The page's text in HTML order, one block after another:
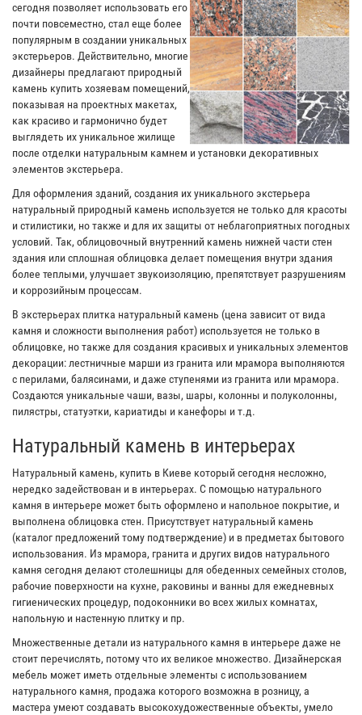
сегодня позволяет использовать его
почти повсеместно, стал еще более
популярным в создании уникальных
экстерьеров. Действительно, многие
дизайнеры предлагают природный
камень купить хозяевам помещений,
показывая на проектных макетах,
как красиво и гармонично будет
выглядеть их уникальное жилище
после отделки натуральным камнем и установки декоративных
элементов экстерьера.
Для оформления зданий, создания их уникального экстерьера
натуральный природный камень используется не только для красоты
и стилистики, но также и для их защиты от неблагоприятных погодных
условий. Так, облицовочный внутренний камень нижней части стен
здания или сплошная облицовка делает помещения внутри здания
более теплыми, улучшает звукоизоляцию, препятствует разрушениям
и коррозийным процессам.
В экстерьерах плитка натуральный камень (цена зависит от вида
камня и сложности выполнения работ) используется не только в
облицовке, но также для создания красивых и уникальных элементов
декорации: лестничные марши из гранита или мрамора выполняются
с перилами, балясинами, и даже ступенями из гранита или мрамора.
Создаются уникальные чаши, вазы, шары, колонны и полуколонны,
пилястры, статуэтки, кариатиды и канефоры и т.д.
Натуральный камень в интерьерах
Натуральный камень, купить в Киеве который сегодня несложно,
нередко задействован и в интерьерах. С помощью натурального
камня в интерьере может быть оформлено и напольное покрытие, и
выполнена облицовка стен. Присутствует натуральный камень
(каталог предложений тому подтверждение) и в предметах бытового
использования. Из мрамора, гранита и других видов натурального
камня сегодня делают столешницы для обеденных семейных столов,
рабочие поверхности на кухне, раковины и ванны для ежедневных
гигиенических процедур, подоконники во всех жилых комнатах,
напольную и настенную плитку и пр.
Множественные детали из натурального камня в интерьере даже не
стоит перечислять, потому что их великое множество. Дизайнерская
мебель может иметь отдельные элементы с использованием
натурального камня, продажа которого возможна в розницу, а
мастера умеют создавать высокохудожественные объекты, умело